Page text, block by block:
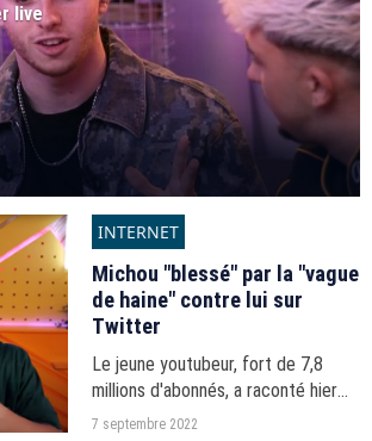
live
INTERNET
Michou "blessé" par la "vague
de haine" contre lui sur
Twitter
Le jeune youtubeur, fort de 7,8
millions d'abonnés, a raconté hier
dans une vidéo le cyber-
7 septembre 2022